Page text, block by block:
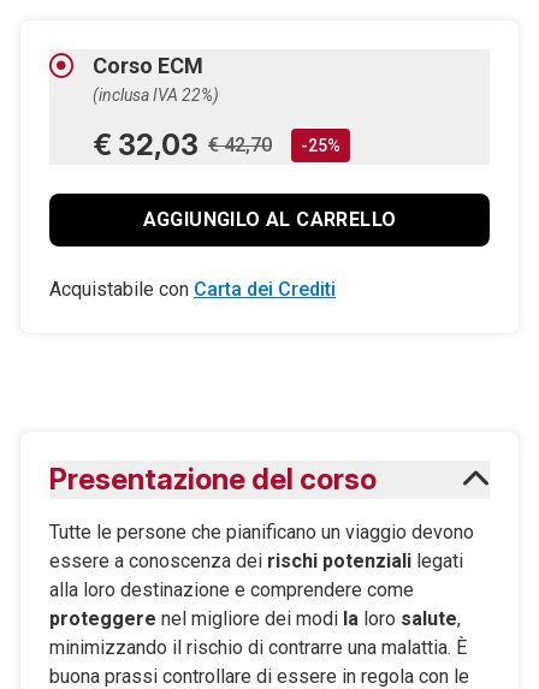
Corso ECM
(inclusa IVA 22%)
€ 32,03 € 42,70 -25%
AGGIUNGILO AL CARRELLO
Acquistabile con Carta dei Crediti
Presentazione del corso
Tutte le persone che pianificano un viaggio devono
essere a conoscenza dei rischi potenziali legati
alla loro destinazione e comprendere come
proteggere nel migliore dei modi la loro salute,
minimizzando il rischio di contrarre una malattia. È
buona prassi controllare di essere in regola con le